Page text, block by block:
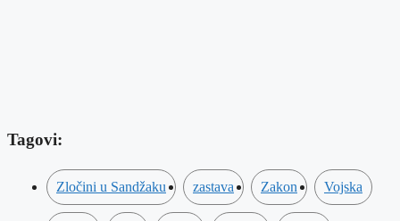
Tagovi:
Zločini u Sandžaku zastava Zakon Vojska